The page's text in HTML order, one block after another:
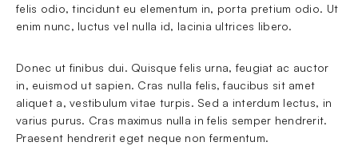
felis odio, tincidunt eu elementum in, porta pretium odio. Ut
enim nunc, luctus vel nulla id, lacinia ultrices libero.
Donec ut finibus dui. Quisque felis urna, feugiat ac auctor
in, euismod ut sapien. Cras nulla felis, faucibus sit amet
aliquet a, vestibulum vitae turpis. Sed a interdum lectus, in
varius purus. Cras maximus nulla in felis semper hendrerit.
Praesent hendrerit eget neque non fermentum.